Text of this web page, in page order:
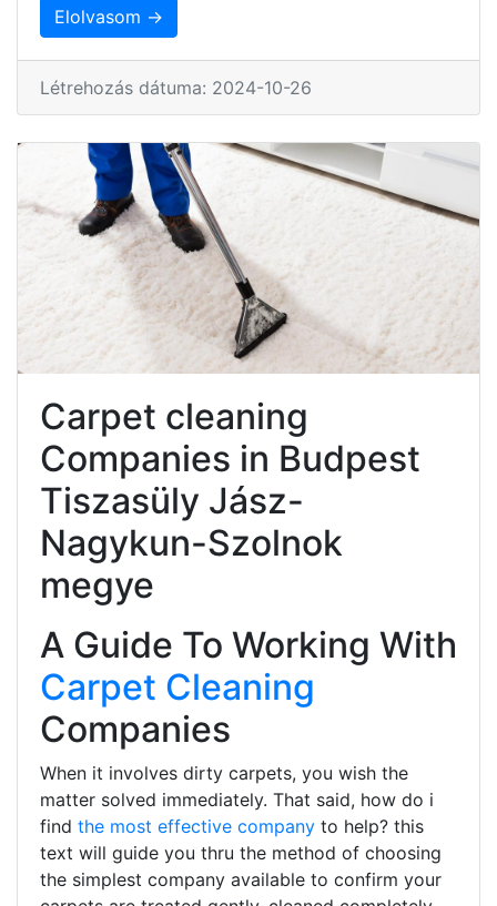
Elolvasom →
Létrehozás dátuma: 2024-10-26
Carpet cleaning
Companies in Budpest
Tiszasüly Jász-
Nagykun-Szolnok
megye
A Guide To Working With
Carpet Cleaning
Companies
When it involves dirty carpets, you wish the
matter solved immediately. That said, how do i
find the most effective company to help? this
text will guide you thru the method of choosing
the simplest company available to confirm your